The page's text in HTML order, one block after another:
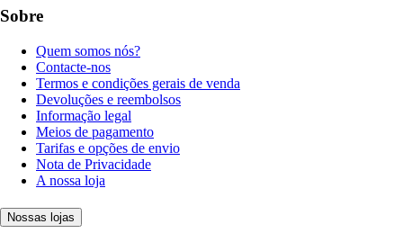
Sobre
Quem somos nós?
Contacte-nos
Termos e condições gerais de venda
Devoluções e reembolsos
Informação legal
Meios de pagamento
Tarifas e opções de envio
Nota de Privacidade
A nossa loja
Nossas lojas